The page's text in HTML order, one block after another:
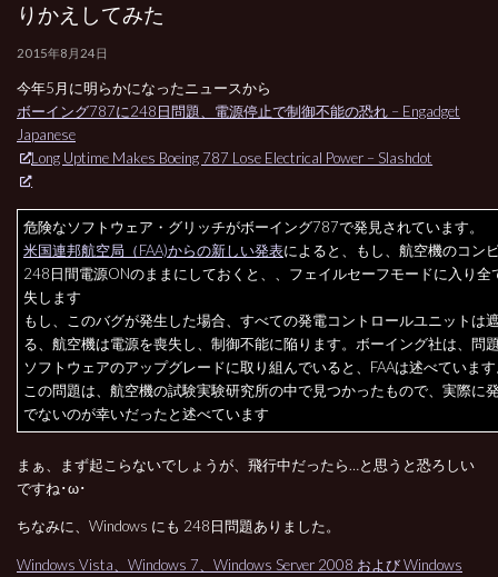
りかえしてみた
2015年8月24日
今年5月に明らかになったニュースから
ボーイング787に248日問題、電源停止で制御不能の恐れ – Engadget
Japanese
Long Uptime Makes Boeing 787 Lose Electrical Power – Slashdot
危険なソフトウェア・グリッチがボーイング787で発見されています。
米国連邦航空局（FAA)からの新しい発表によると、もし、航空機のコン
248日間電源ONのままにしておくと、、フェイルセーフモードに入り全
失します
もし、このバグが発生した場合、すべての発電コントロールユニットは
る、航空機は電源を喪失し、制御不能に陥ります。ボーイング社は、問
ソフトウェアのアップグレードに取り組んでいると、FAAは述べていま
この問題は、航空機の試験実験研究所の中で見つかったもので、実際に
でないのが幸いだったと述べています
まぁ、まず起こらないでしょうが、飛行中だったら…と思うと恐ろしい
ですね･ω･
ちなみに、Windows にも 248日問題ありました。
Windows Vista、Windows 7、Windows Server 2008 および Windows